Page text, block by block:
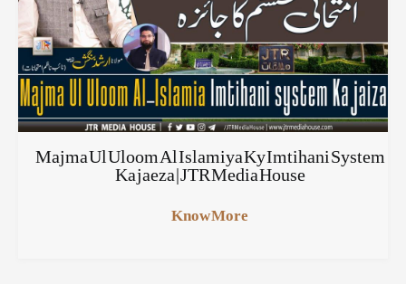
Majma Ul Uloom Al Islamiya Ky Imtihani System
Ka jaeza | JTR Media House
Know More